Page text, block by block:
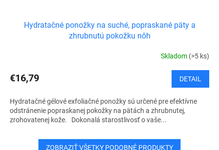
Hydratačné ponožky na suché, popraskané päty a
zhrubnutú pokožku nôh
Skladom (>5 ks)
€16,79 DETAIL
Hydratačné gélové exfoliačné ponožky sú určené pre efektívne
odstránenie popraskanej pokožky na pätách a zhrubnutej,
zrohovatenej kože. Dokonalá starostlivosť o vaše...
ZOBRAZIŤ VŠETKY PODOBNÉ PRODUKTY